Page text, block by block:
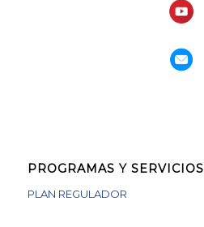
PROGRAMAS Y SERVICIOS
PLAN REGULADOR